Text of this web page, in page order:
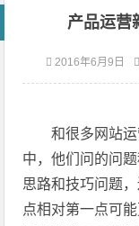
产品运营
2016年6月9日
和很多网站
中，他们问的问
思路和技巧问题
点相对第一点可